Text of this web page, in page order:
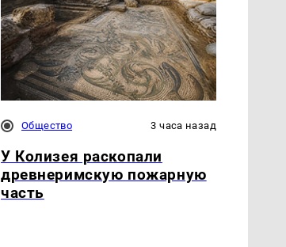
Общество 3 часа назад
У Колизея раскопали
древнеримскую пожарную
часть